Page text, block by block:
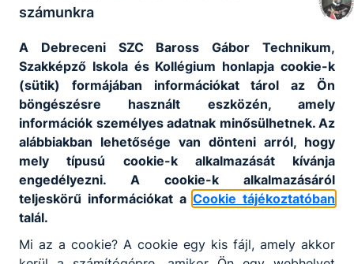
számunkra
A Debreceni SZC Baross Gábor Technikum,
Szakképző Iskola és Kollégium honlapja cookie-k
(sütik) formájában információkat tárol az Ön
böngészésre használt eszközén, amely
információk személyes adatnak minősülhetnek. Az
alábbiakban lehetősége van dönteni arról, hogy
mely típusú cookie-k alkalmazását kívánja
engedélyezni. A cookie-k alkalmazásáról
teljeskörű információkat a Cookie tájékoztatóban
talál.
Mi az a cookie? A cookie egy kis fájl, amely akkor